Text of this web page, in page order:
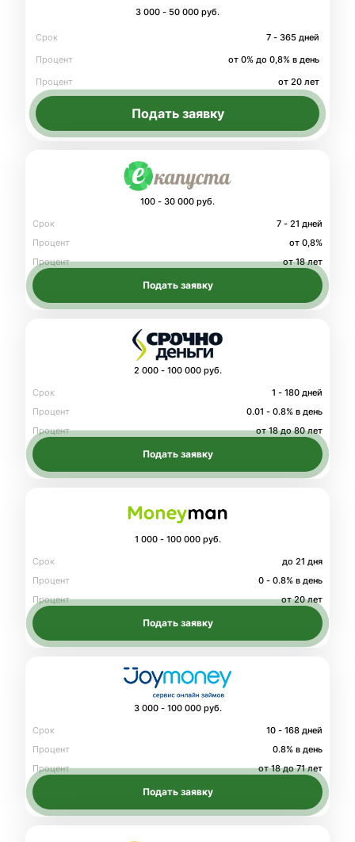
3 000 - 50 000 руб.
Срок
7 - 365 дней
Процент
от 0% до 0,8% в день
Процент
от 20 лет
Подать заявку
100 - 30 000 руб.
Срок
7 - 21 дней
Процент
от 0,8%
Процент
от 18 лет
Подать заявку
2 000 - 100 000 руб.
Срок
1 - 180 дней
Процент
0.01 - 0.8% в день
Процент
от 18 до 80 лет
Подать заявку
1 000 - 100 000 руб.
Срок
до 21 дня
Процент
0 - 0.8% в день
Процент
от 20 лет
Подать заявку
3 000 - 100 000 руб.
Срок
10 - 168 дней
Процент
0.8% в день
Процент
от 18 до 71 лет
Подать заявку